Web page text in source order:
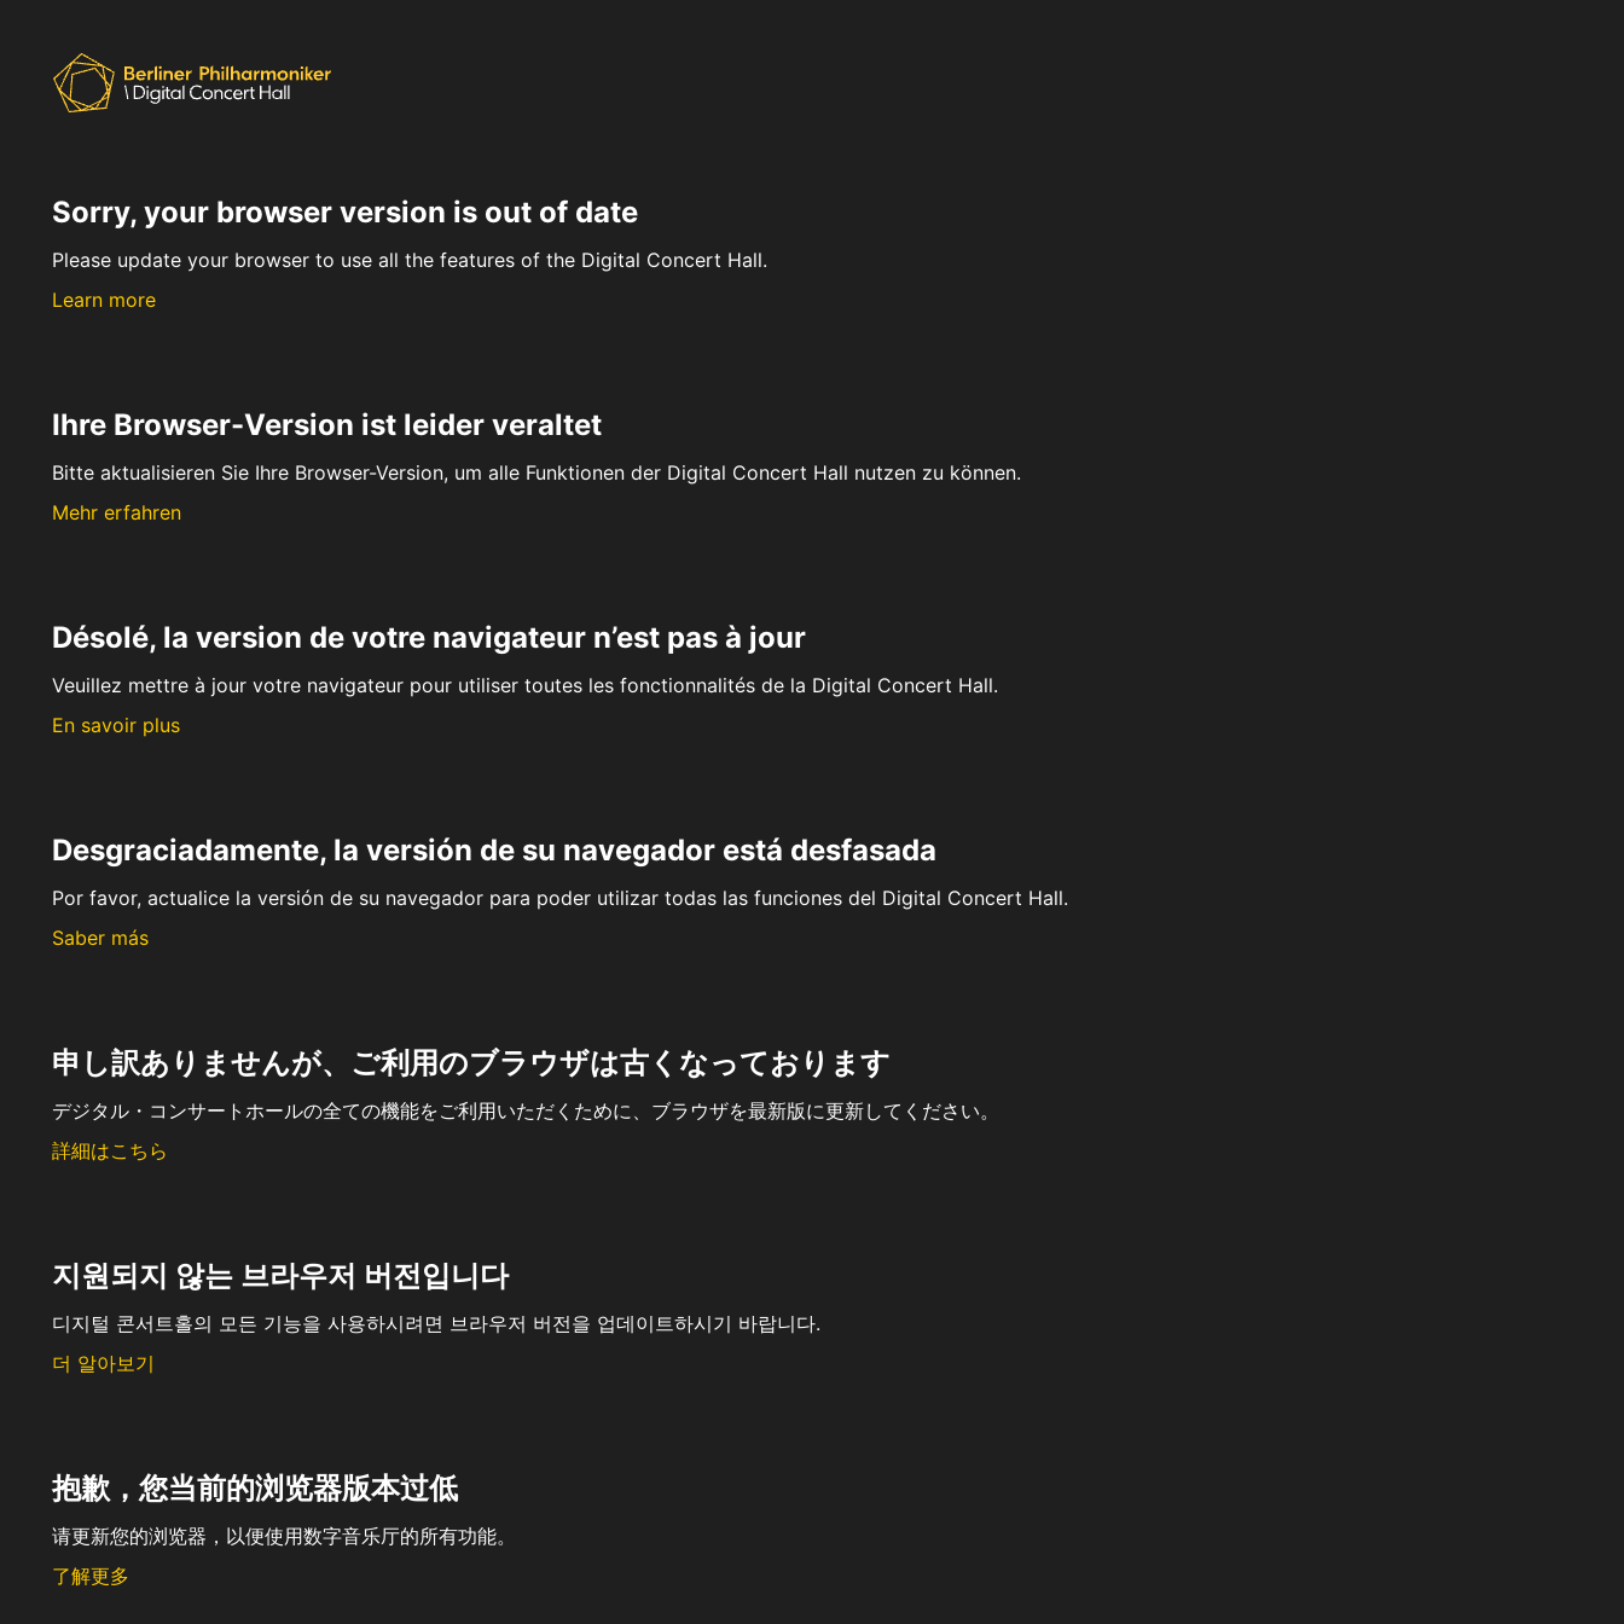
Sorry, your browser version is out of date
Please update your browser to use all the features of the Digital Concert Hall.
Learn more
Ihre Browser-Version ist leider veraltet
Bitte aktualisieren Sie Ihre Browser-Version, um alle Funktionen der Digital Concert Hall nutzen zu können.
Mehr erfahren
Désolé, la version de votre navigateur n’est pas à jour
Veuillez mettre à jour votre navigateur pour utiliser toutes les fonctionnalités de la Digital Concert Hall.
En savoir plus
Desgraciadamente, la versión de su navegador está desfasada
Por favor, actualice la versión de su navegador para poder utilizar todas las funciones del Digital Concert Hall.
Saber más
申し訳ありませんが、ご利用のブラウザは古くなっております
デジタル・コンサートホールの全ての機能をご利用いただくために、ブラウザを最新版に更新してください。
詳細はこちら
지원되지 않는 브라우저 버전입니다
디지털 콘서트홀의 모든 기능을 사용하시려면 브라우저 버전을 업데이트하시기 바랍니다.
더 알아보기
抱歉，您当前的浏览器版本过低
请更新您的浏览器，以便使用数字音乐厅的所有功能。
了解更多